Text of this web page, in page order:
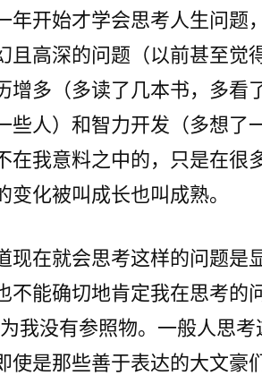
再
想
年开始才学会思考人生问题
且高深的问题（以前甚至觉
增多（多读了几本书，多看
些人）和智力开发（多想了
在我意料之中的，只是在很
变化被叫成长也叫成熟。
现在就会思考这样的问题是
不能确切地肯定我在思考的
我没有参照物。一般人思
使是那些善于表达的大文豪